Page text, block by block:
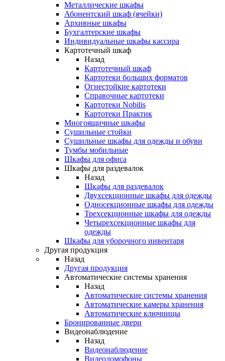
Металлические шкафы
Абонентский шкаф (ячейки)
Архивные шкафы
Бухгалтерские шкафы
Индивидуальные шкафы кассира
Картотечный шкаф
Назад
Картотечный шкаф
Картотеки больших форматов
Огнестойкие картотеки
Справочные картотеки
Картотеки Nobilis
Картотеки Практик
Многоящичные шкафы
Сушильные стойки
Сушильные шкафы для одежды и обуви
Тумбы мобильные
Шкафы для офиса
Шкафы для раздевалок
Назад
Шкафы для раздевалок
Двухсекционные шкафы для одежды
Односекционные шкафы для одежды
Трехсекционные шкафы для одежды
Четырехсекционные шкафы для
одежды
Шкафы для уборочного инвентаря
Другая продукция
Назад
Другая продукция
Автоматические системы хранения
Назад
Автоматические системы хранения
Автоматические камеры хранения
Автоматические ключницы
Бронированные двери
Видеонаблюдение
Назад
Видеонаблюдение
Видеодомофоны